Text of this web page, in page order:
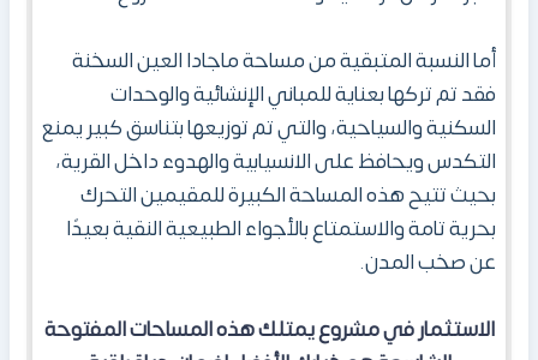
أما النسبة المتبقية من مساحة ماجادا العين السخنة
فقد تم تركها بعناية للمباني الإنشائية والوحدات
السكنية والسياحية، والتي تم توزيعها بتناسق كبير يمنع
التكدس ويحافظ على الانسيابية والهدوء داخل القرية،
بحيث تتيح هذه المساحة الكبيرة للمقيمين التحرك
بحرية تامة والاستمتاع بالأجواء الطبيعية النقية بعيدًا
عن صخب المدن.
الاستثمار في مشروع يمتلك هذه المساحات المفتوحة